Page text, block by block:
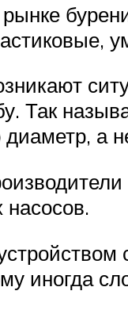
Так
а
иногда